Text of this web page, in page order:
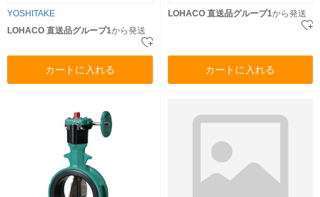
YOSHITAKE
LOHACO 直送品グループ1から発送
カートに入れる
LOHACO 直送品グループ1から発送
カートに入れる